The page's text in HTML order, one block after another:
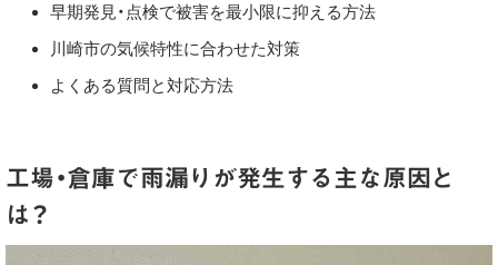
早期発見・点検で被害を最小限に抑える方法
川崎市の気候特性に合わせた対策
よくある質問と対応方法
工場・倉庫で雨漏りが発生する主な原因と
は？